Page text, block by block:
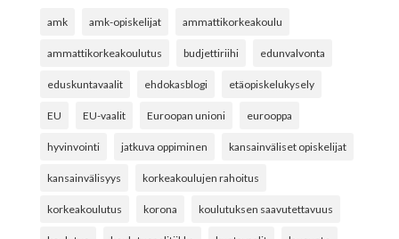
amk amk-opiskelijat ammattikorkeakoulu
ammattikorkeakoulutus budjettiriihi edunvalvonta
eduskuntavaalit ehdokasblogi etäopiskelukysely
EU EU-vaalit Euroopan unioni eurooppa
hyvinvointi jatkuva oppiminen kansainväliset opiskelijat
kansainvälisyys korkeakoulujen rahoitus
korkeakoulutus korona koulutuksen saavutettavuus